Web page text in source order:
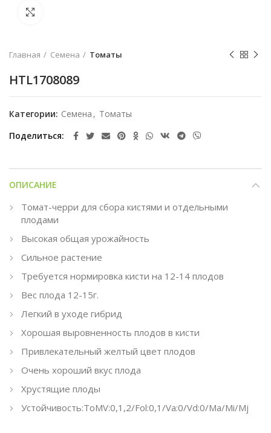
Главная Семена Томаты
HTL1708089
Категории: Семена , Томаты
Поделиться
ОПИСАНИЕ
Томат-черри для сбора кистями и отдельными
плодами
Высокая общая урожайность
Сильное растение
Требуется нормировка кисти на 12-14 плодов
Вес плода 12-15г.
Легкий в уходе гибрид
Хорошая выровненность плодов в кисти
Привлекательный желтый цвет плодов
Очень хороший вкус плода
Хрустящие плоды
Устойчивость:ToMV:0,1,2/Fol:0,1/Va:0/Vd:0/Ma/Mi/Mj